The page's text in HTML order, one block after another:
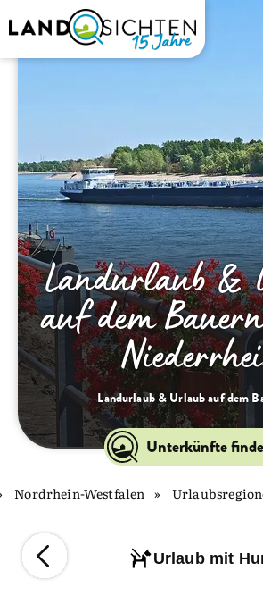
Landurlaub &
auf dem
Landurlaub & Urlaub auf dem
Unterkünfte
Nordrhein-Westfalen
Urlaub mit